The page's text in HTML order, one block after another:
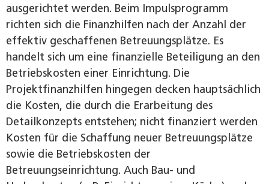
ausgerichtet werden. Beim Impulsprogramm
richten sich die Finanzhilfen nach der Anzahl der
effektiv geschaffenen Betreuungsplätze. Es
handelt sich um eine finanzielle Beteiligung an den
Betriebskosten einer Einrichtung. Die
Projektfinanzhilfen hingegen decken hauptsächlich
die Kosten, die durch die Erarbeitung des
Detailkonzepts entstehen; nicht finanziert werden
Kosten für die Schaffung neuer Betreuungsplätze
sowie die Betriebskosten der
Betreuungseinrichtung. Auch Bau- und